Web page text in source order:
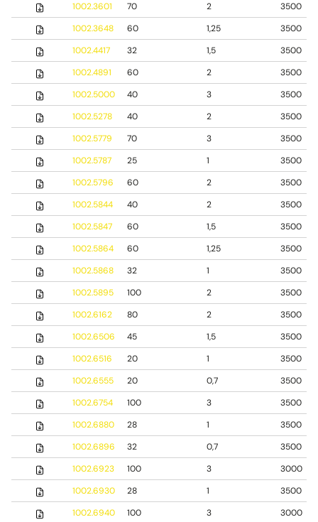
1002.3601
70 2
3500
1002.3648
60 1,25
3500
1002.4417
32 1,5
3500
1002.4891
60 2
3500
1002.5000
40 3
3500
1002.5278
40 2
3500
1002.5779
70 3
3500
1002.5787
25 1
3500
1002.5796
60 2
3500
1002.5844
40 2
3500
1002.5847
60 1,5
3500
1002.5864
60 1,25
3500
1002.5868
32 1
3500
1002.5895
100 2
3500
1002.6162
80 2
3500
1002.6506
45 1,5
3500
1002.6516
20 1
3500
1002.6555
20 0,7
3500
1002.6754
100 3
3500
1002.6880
28 1
3500
1002.6896
32 0,7
3500
1002.6923
100 3
3000
1002.6930
28 1
3500
1002.6940
100 3
3000